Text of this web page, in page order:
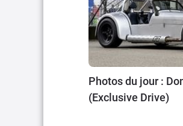
Photos du jour :
(Exclusive Drive)